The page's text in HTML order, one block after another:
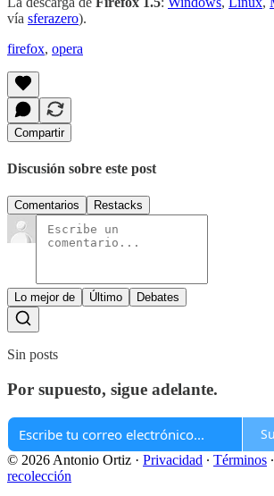
vía sferazero).
firefox, opera
Compartir
Discusión sobre este post
Comentarios Restacks
Lo mejor de Último Debates
Sin posts
Por supuesto, sigue adelante.
© 2026 Antonio Ortiz · Privacidad ∙ Términos ∙
recolección